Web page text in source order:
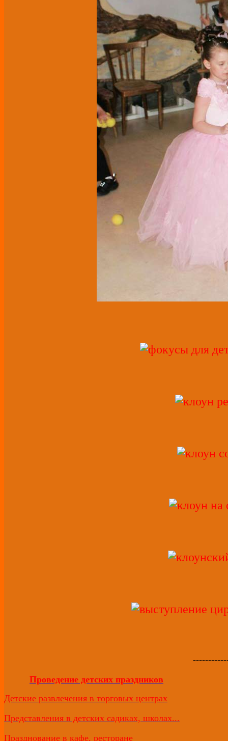
Проведение детских праздников
Детские развлечения в торговых центрах
Представления в детских садиках, школах...
Празднование в кафе, ресторане